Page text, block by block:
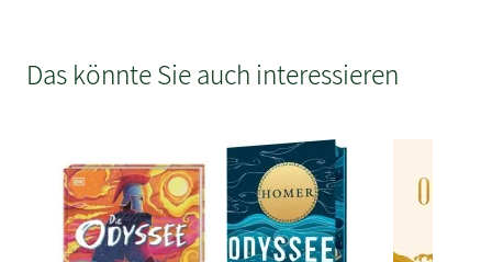
Das könnte Sie auch interessieren